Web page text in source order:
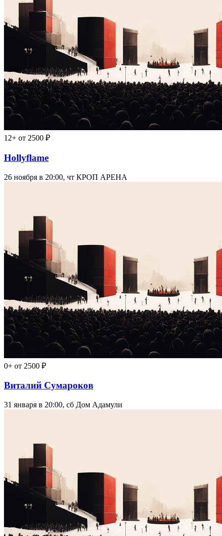
12+ от 2500 ₽
Hollyflame
26 ноября в 20:00, чт КРОП АРЕНА
0+ от 2500 ₽
Виталий Сумароков
31 января в 20:00, сб Дом Адамули